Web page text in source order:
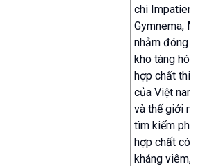
chi
Gymnema,
nhằm đóng
kho tàng hóa
hợp chất
của Việt nam
và thế giới
tìm kiếm
hợp chất có
kháng viêm,